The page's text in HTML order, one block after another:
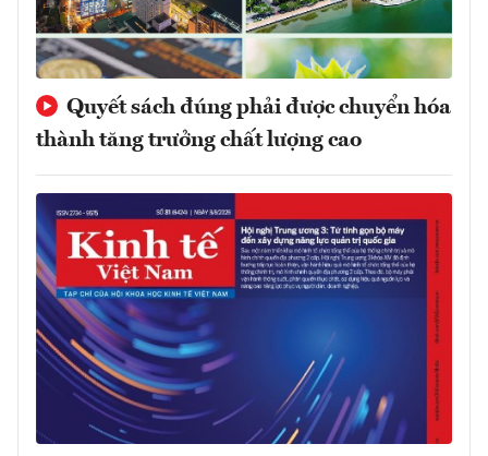
Quyết sách đúng phải được chuyển hóa
thành tăng trưởng chất lượng cao